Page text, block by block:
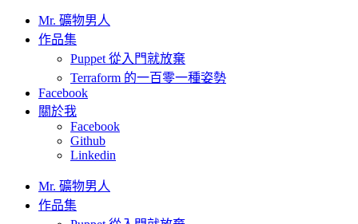
Mr. 礦物男人
作品集
Puppet 從入門就放棄
Terraform 的一百零一種姿勢
Facebook
關於我
Facebook
Github
Linkedin
Mr. 礦物男人
作品集